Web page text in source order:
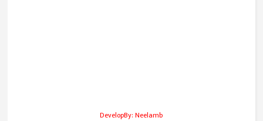
DevelopBy: Neelamb